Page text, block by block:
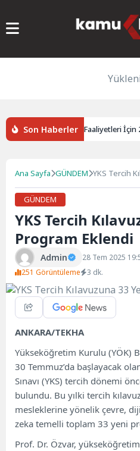
Son Haberler
TÜİK Açıkladı: Ar-Ge Faaliyetleri İçin
Ana Sayfa GÜNDEM YKS Tercih
GÜNDEM
YKS Tercih
Program Eklendi
Admin 28 Tem 2025
251 Görüntüleme
3 dk.
ANKARA/TEKHA
Yükseköğretim Kurulu (YÖK)
30 Temmuz’da başlayacak
Sınavı (YKS) tercih dönemi
bulundu. Bu yılki tercih
mesleklerine yönelik çevre,
zeka temelli toplam 33 yeni
Prof. Dr. Özvar,